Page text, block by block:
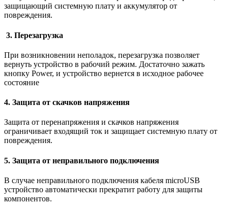
защищающий системную плату и аккумулятор от
повреждения.
3. Перезагрузка
При возникновении неполадок, перезагрузка позволяет
вернуть устройство в рабочий режим. Достаточно зажать
кнопку Power, и устройство вернется в исходное рабочее
состояние
4. Защита от скачков напряжения
Защита от перенапряжения и скачков напряжения
ограничивает входящий ток и защищает системную плату от
повреждения.
5. Защита от неправильного подключения
В случае неправильного подключения кабеля microUSB
устройство автоматически прекратит работу для защиты
компонентов.